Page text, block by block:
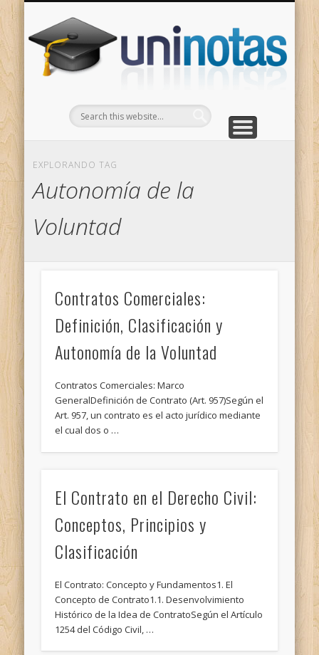
EXPLORANDO TAG
Autonomía de la
Voluntad
Contratos Comerciales:
Definición, Clasificación y
Autonomía de la Voluntad
Contratos Comerciales: Marco
GeneralDefinición de Contrato (Art. 957)Según el
Art. 957, un contrato es el acto jurídico mediante
el cual dos o …
El Contrato en el Derecho Civil:
Conceptos, Principios y
Clasificación
El Contrato: Concepto y Fundamentos1. El
Concepto de Contrato1.1. Desenvolvimiento
Histórico de la Idea de ContratoSegún el Artículo
1254 del Código Civil, …